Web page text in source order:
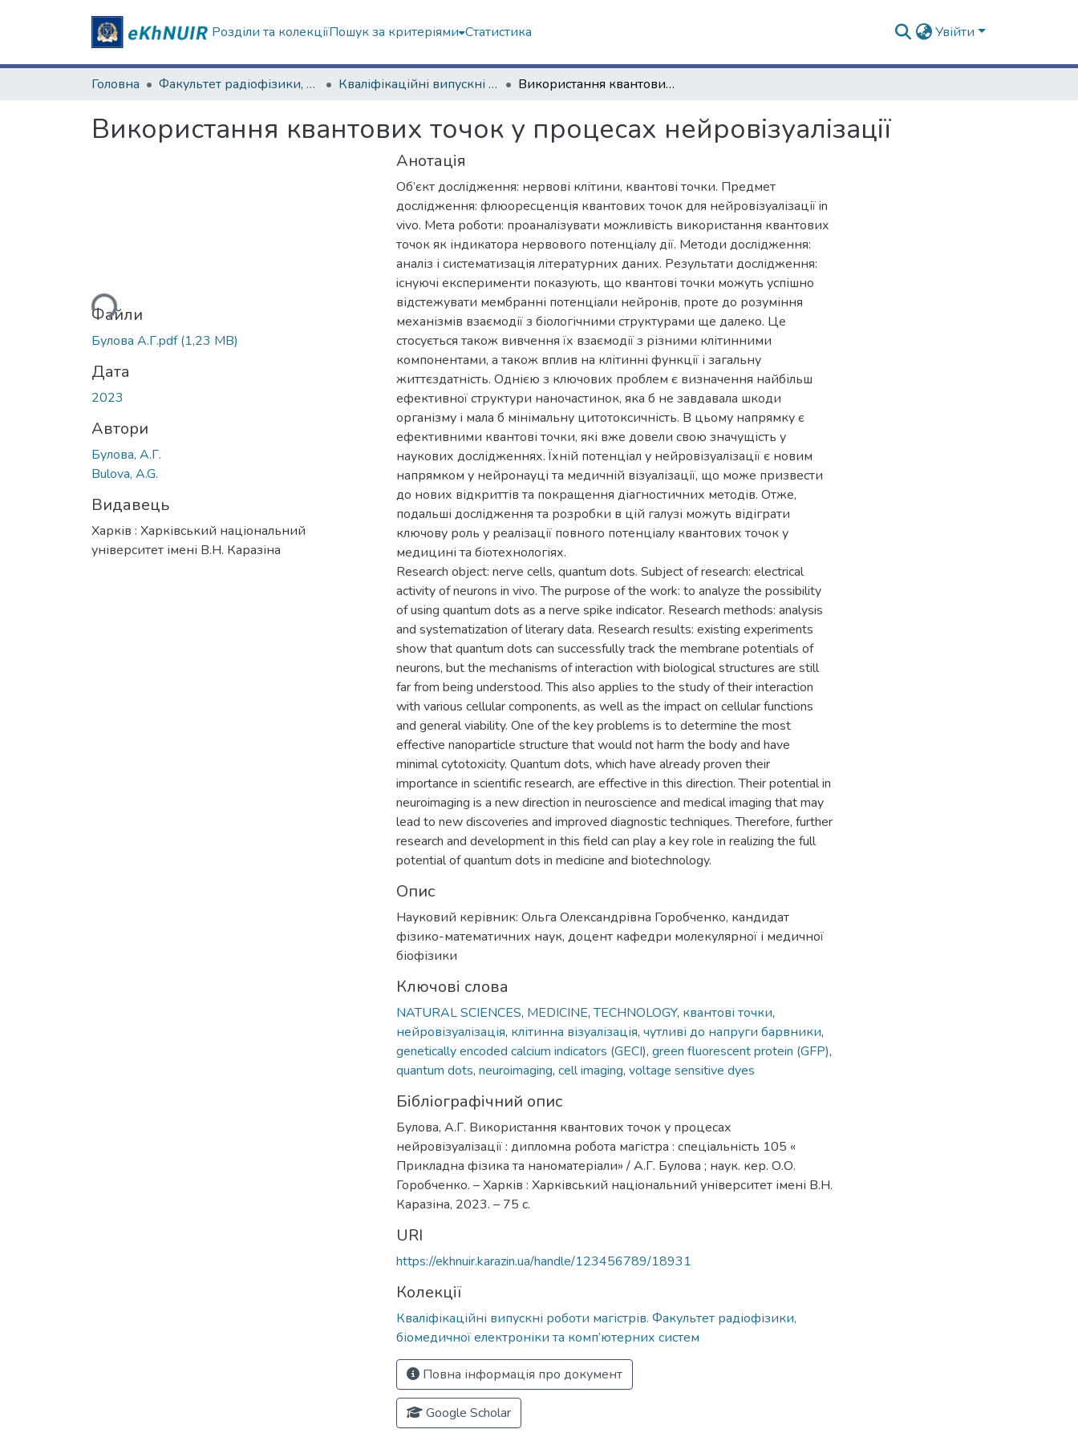
Розділи та колекціїПошук за критеріями Статистика Увійти
Головна Факультет радіофізики, біомедичної електроніки та комп’ютерних систем Кваліфікаційні випускні роботи магістрів. Факультет радіофізики, біомедичної електроніки та комп’ютерних систем Використання квантових точок у процесах нейровізуалізації
Використання квантових точок у процесах нейровізуалізації
Вантажиться...
Файли
Булова А.Г.pdf(1,23 MB)
Дата
2023
Автори
Булова, А.Г.
Bulova, A.G.
Видавець
Харків : Харківський національний
університет імені В.Н. Каразіна
Анотація
Об’єкт дослідження: нервові клітини, квантові точки. Предмет
дослідження: флюоресценція квантових точок для нейровізуалізації in
vivo. Мета роботи: проаналізувати можливість використання квантових
точок як індикатора нервового потенціалу дії. Методи дослідження:
аналіз і систематизація літературних даних. Результати дослідження:
iснуючі експерименти показують, що квантові точки можуть успішно
відстежувати мембранні потенціали нейронів, проте до розуміння
механізмів взаємодії з біологічними структурами ще далеко. Це
стосується також вивчення їх взаємодії з різними клітинними
компонентами, а також вплив на клітинні функції і загальну
життєздатність. Однією з ключових проблем є визначення найбільш
ефективної структури наночастинок, яка б не завдавала шкоди
організму і мала б мінімальну цитотоксичність. В цьому напрямку є
ефективними квантові точки, які вже довели свою значущість у
наукових дослідженнях. Їхній потенціал у нейровізуалізації є новим
напрямком у нейронауці та медичній візуалізації, що може призвести
до нових відкриттів та покращення діагностичних методів. Отже,
подальші дослідження та розробки в цій галузі можуть відіграти
ключову роль у реалізації повного потенціалу квантових точок у
медицині та біотехнологіях.
Research object: nerve cells, quantum dots. Subject of research: electrical
activity of neurons in vivo. The purpose of the work: to analyze the possibility
of using quantum dots as a nerve spike indicator. Research methods: analysis
and systematization of literary data. Research results: existing experiments
show that quantum dots can successfully track the membrane potentials of
neurons, but the mechanisms of interaction with biological structures are still
far from being understood. This also applies to the study of their interaction
with various cellular components, as well as the impact on cellular functions
and general viability. One of the key problems is to determine the most
effective nanoparticle structure that would not harm the body and have
minimal cytotoxicity. Quantum dots, which have already proven their
importance in scientific research, are effective in this direction. Their potential in
neuroimaging is a new direction in neuroscience and medical imaging that may
lead to new discoveries and improved diagnostic techniques. Therefore, further
research and development in this field can play a key role in realizing the full
potential of quantum dots in medicine and biotechnology.
Опис
Науковий керівник: Ольга Олександрівна Горобченко, кандидат
фізико-математичних наук, доцент кафедри молекулярної і медичної
біофізики
Ключові слова
NATURAL SCIENCES, MEDICINE,TECHNOLOGY, квантові точки,
нейровізуалізація, клітинна візуалізація, чутливі до напруги барвники,
genetically encoded calcium indicators (GECI), green fluorescent protein (GFP),
quantum dots, neuroimaging, cell imaging, voltage sensitive dyes
Бібліографічний опис
Булова, А.Г. Використання квантових точок у процесах
нейровізуалізації : дипломна робота магістра : спеціальність 105 «
Прикладна фізика та наноматеріали» / А.Г. Булова ; наук. кер. О.О.
Горобченко. – Харків : Харківський національний університет імені В.Н.
Каразіна, 2023. – 75 с.
URI
https://ekhnuir.karazin.ua/handle/123456789/18931
Колекції
Кваліфікаційні випускні роботи магістрів. Факультет радіофізики,
біомедичної електроніки та комп’ютерних систем
Повна інформація про документ
Google Scholar